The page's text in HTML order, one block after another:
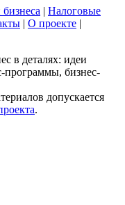
| Налоговые
| О проекте |
в деталях: идеи
программы, бизнес-
допускается
.